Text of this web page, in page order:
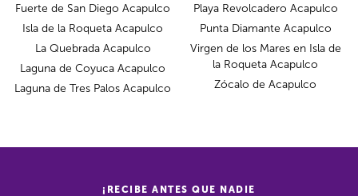
Fuerte de San Diego Acapulco
Isla de la Roqueta Acapulco
La Quebrada Acapulco
Laguna de Coyuca Acapulco
Laguna de Tres Palos Acapulco
Playa Revolcadero Acapulco
Punta Diamante Acapulco
Virgen de los Mares en Isla de
la Roqueta Acapulco
Zócalo de Acapulco
¡RECIBE ANTES QUE NADIE